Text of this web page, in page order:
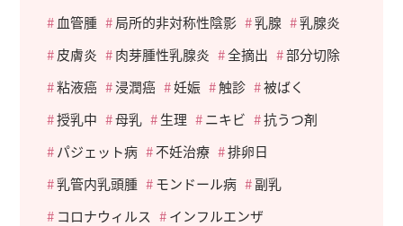
血管腫
局所的非対称性陰影 乳腺
乳腺炎
皮膚炎
肉芽腫性乳腺炎 全摘出
部分切除
粘液癌
浸潤癌 妊娠 触診
被ばく
授乳中
母乳 生理 ニキビ
抗うつ剤
パジェット病
不妊治療
排卵日
乳管内乳頭腫
モンドール病
副乳
コロナウィルス
インフルエンザ